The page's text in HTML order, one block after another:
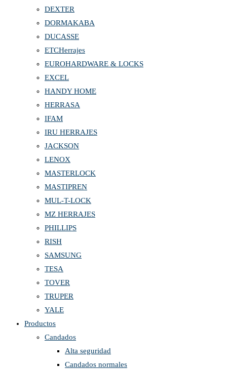
DEXTER
DORMAKABA
DUCASSE
ETCHerrajes
EUROHARDWARE & LOCKS
EXCEL
HANDY HOME
HERRASA
IFAM
IRU HERRAJES
JACKSON
LENOX
MASTERLOCK
MASTIPREN
MUL-T-LOCK
MZ HERRAJES
PHILLIPS
RISH
SAMSUNG
TESA
TOVER
TRUPER
YALE
Productos
Candados
Alta seguridad
Candados normales